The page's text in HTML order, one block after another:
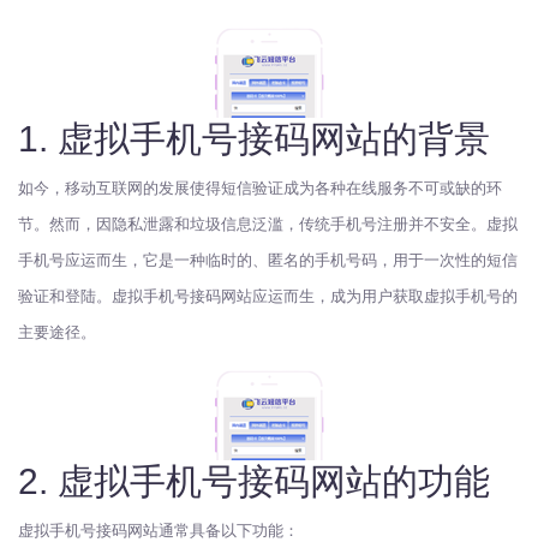
1. 虚拟手机号接码网站的背景
如今，移动互联网的发展使得短信验证成为各种在线服务不可或缺的环
节。然而，因隐私泄露和垃圾信息泛滥，传统手机号注册并不安全。虚拟
手机号应运而生，它是一种临时的、匿名的手机号码，用于一次性的短信
验证和登陆。虚拟手机号接码网站应运而生，成为用户获取虚拟手机号的
主要途径。
2. 虚拟手机号接码网站的功能
虚拟手机号接码网站通常具备以下功能：